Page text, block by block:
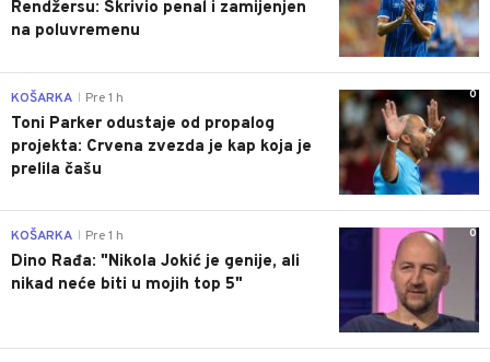
Rendžersu: Skrivio penal i zamijenjen
na poluvremenu
0
KOŠARKA Pre 1 h
Toni Parker odustaje od propalog
projekta: Crvena zvezda je kap koja je
prelila čašu
0
KOŠARKA Pre 1 h
Dino Rađa: "Nikola Jokić je genije, ali
nikad neće biti u mojih top 5"